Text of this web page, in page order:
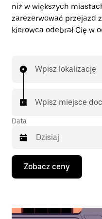
niż w większych
zarezerwować przejazd
kierowca odebrał Cię w
Wpisz lokalizację
Wpisz miejsce
Data
Naciśnij
klawisz
strzałki
do
Zobacz ceny